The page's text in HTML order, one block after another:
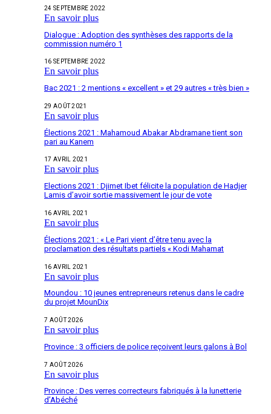
24 SEPTEMBRE 2022
En savoir plus
Dialogue : Adoption des synthèses des rapports de la
commission numéro 1
16 SEPTEMBRE 2022
En savoir plus
Bac 2021 : 2 mentions « excellent » et 29 autres « très bien »
29 AOÛT 2021
En savoir plus
Élections 2021 : Mahamoud Abakar Abdramane tient son
pari au Kanem
17 AVRIL 2021
En savoir plus
Elections 2021 : Djimet Ibet félicite la population de Hadjer
Lamis d’avoir sortie massivement le jour de vote
16 AVRIL 2021
En savoir plus
Élections 2021 : « Le Pari vient d’être tenu avec la
proclamation des résultats partiels « Kodi Mahamat
16 AVRIL 2021
En savoir plus
Moundou : 10 jeunes entrepreneurs retenus dans le cadre
du projet MounDix
7 AOÛT 2026
En savoir plus
Province : 3 officiers de police reçoivent leurs galons à Bol
7 AOÛT 2026
En savoir plus
Province : Des verres correcteurs fabriqués à la lunetterie
d’Abéché